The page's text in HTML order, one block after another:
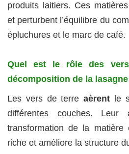
produits laitiers. Ces
et perturbent l’équilibre du
épluchures et le marc de café.
Quel est le rôle des
décomposition de la
Les vers de terreaèrent le
différentes couches. Leur
transformation de la matière
riche et améliore la structure